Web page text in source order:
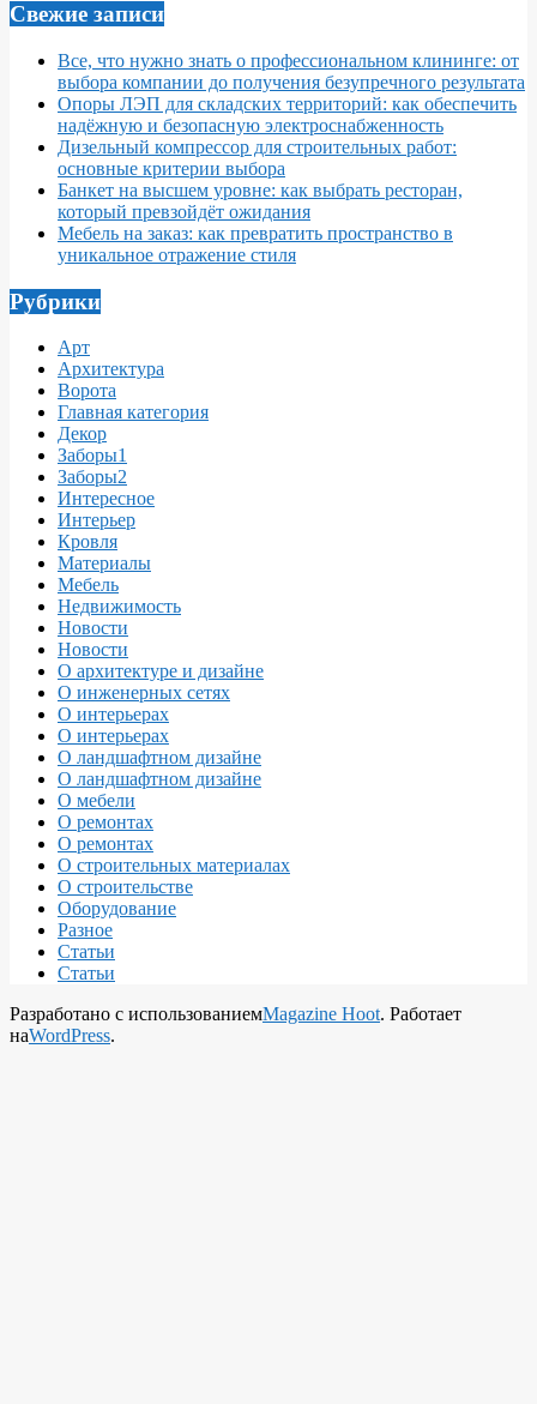
Свежие записи
Все, что нужно знать о профессиональном клининге: от
выбора компании до получения безупречного результата
Опоры ЛЭП для складских территорий: как обеспечить
надёжную и безопасную электроснабженность
Дизельный компрессор для строительных работ:
основные критерии выбора
Банкет на высшем уровне: как выбрать ресторан,
который превзойдёт ожидания
Мебель на заказ: как превратить пространство в
уникальное отражение стиля
Рубрики
Арт
Архитектура
Ворота
Главная категория
Декор
Заборы1
Заборы2
Интересное
Интерьер
Кровля
Материалы
Мебель
Недвижимость
Новости
Новости
О архитектуре и дизайне
О инженерных сетях
О интерьерах
О интерьерах
О ландшафтном дизайне
О ландшафтном дизайне
О мебели
О ремонтах
О ремонтах
О строительных материалах
О строительстве
Оборудование
Разное
Статьи
Статьи
Разработано с использованиемMagazine Hoot. Работает
наWordPress.